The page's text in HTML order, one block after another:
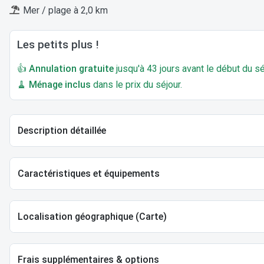
Mer / plage à 2,0 km
Les petits plus !
👍 Annulation gratuite jusqu'à 43 jours avant le début du
🧹 Ménage inclus dans le prix du séjour.
Description détaillée
Caractéristiques et équipements
Localisation géographique (Carte)
Frais supplémentaires & options